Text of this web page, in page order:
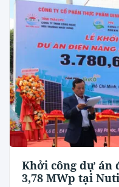
Khởi công dự án
3,78 MWp tại